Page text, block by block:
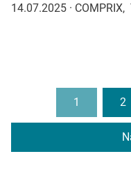
14.07.2025 · COMPRIX,
1 2